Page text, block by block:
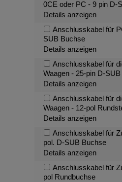
0CE oder PC - 9 pin D-
Details anzeigen
Anschlusskabel für
SUB Buchse
Details anzeigen
Anschlusskabel für
Waagen - 25-pin D-
Details anzeigen
Anschlusskabel für
Waagen - 12-pol
Details anzeigen
Anschlusskabel für
pol. D-SUB Buchse
Details anzeigen
Anschlusskabel für
pol Rundbuchse